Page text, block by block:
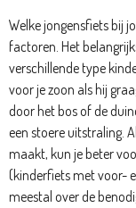
Welke jongensfiets bij
factoren. Het
verschillende type
voor je zoon als hij
door het bos of de
een stoere uitstraling.
maakt, kun je beter
(kinderfiets met voor-
meestal over de